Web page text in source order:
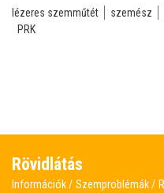
lézeres szemműtét szemész
PRK
Rövidlátás
Információk Szemproblémák